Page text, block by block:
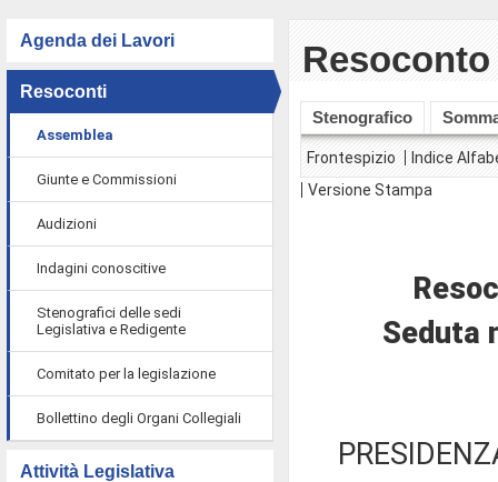
Agenda dei Lavori
Resoconti
Assemblea
Giunte e Commissioni
Audizioni
Indagini conoscitive
Stenografici delle sedi
Legislativa e Redigente
Comitato per la legislazione
Bollettino degli Organi Collegiali
Attività Legislativa
Stenografico
Frontespizio
Indice
Versione Stampa
Seduta